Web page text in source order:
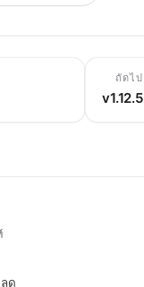
ถัดไป
v1.12.5
ด